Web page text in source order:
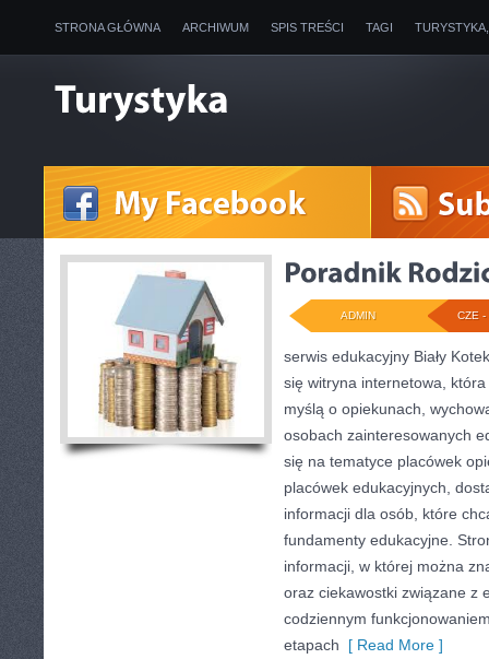
STRONA GŁÓWNA ARCHIWUM SPIS TREŚCI TAGI
CZE -
ADMIN
serwis edukacyjny Biały
się witryna internetowa,
myślą o opiekunach,
osobach zainteresowanych
się na tematyce placówek
placówek edukacyjnych,
informacji dla osób, które
fundamenty edukacyjne.
informacji, w której można
oraz ciekawostki związane z
codziennym
etapach [ Read More ]